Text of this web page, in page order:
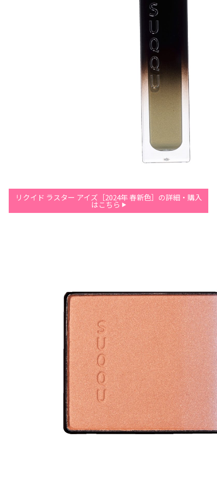
リクイド ラスター アイズ［2024年 春新色］の詳細・購入
はこちら